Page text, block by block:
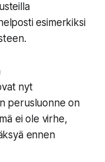
esimerkiksi
nyt
perusluonne on
ei ole virhe,
ennen